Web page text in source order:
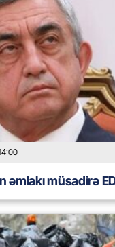
əmlakı müsadirə